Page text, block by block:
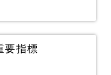
要指標